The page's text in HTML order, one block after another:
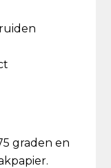
graden en